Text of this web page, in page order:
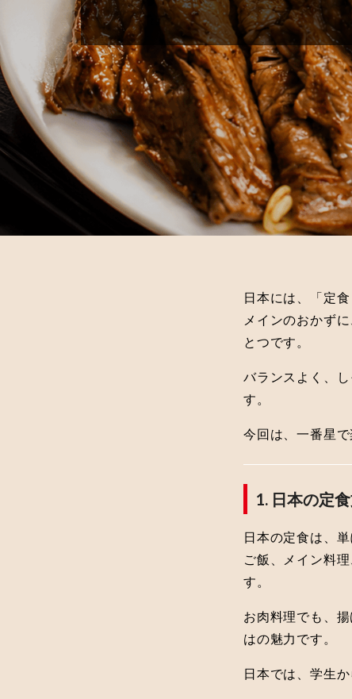
日本には、「定
メインのおかず
とつです。
バランスよく、
す。
今回は、一番星
1. 日本の定
日本の定食は、
ご飯、メイン料
す。
お肉料理でも、
はの魅力です。
日本では、学生